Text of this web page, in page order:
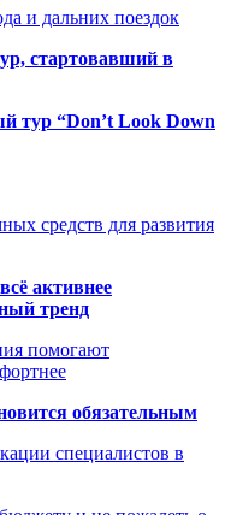
и дальних поездок
стартовавший в
тур “Don’t Look Down
средств для развития
активнее
тренд
помогают
обязательным
специалистов в